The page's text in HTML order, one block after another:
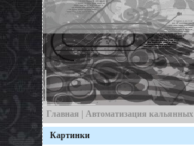
Главная Автоматизация кальянных
Картинки